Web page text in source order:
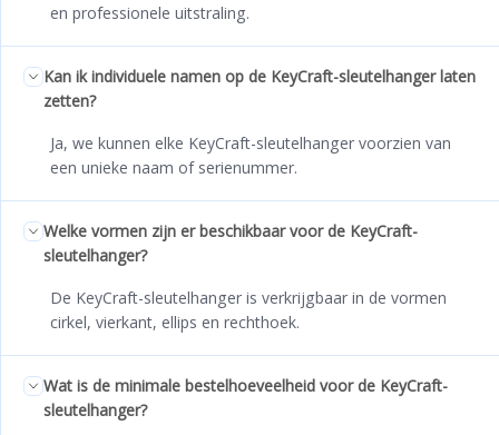
en professionele uitstraling.
Kan ik individuele namen op de KeyCraft-sleutelhanger laten
zetten?
Ja, we kunnen elke KeyCraft-sleutelhanger voorzien van
een unieke naam of serienummer.
Welke vormen zijn er beschikbaar voor de KeyCraft-
sleutelhanger?
De KeyCraft-sleutelhanger is verkrijgbaar in de vormen
cirkel, vierkant, ellips en rechthoek.
Wat is de minimale bestelhoeveelheid voor de KeyCraft-
sleutelhanger?